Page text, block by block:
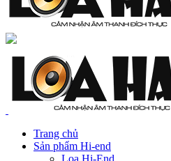
Trang chủ
Sản phẩm Hi-end
Loa Hi-End